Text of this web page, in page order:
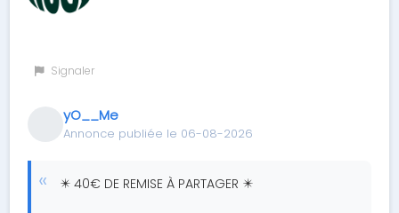
Signaler
yO__Me
Annonce publiée le 06-08-2026
✴️ 40€ DE REMISE À PARTAGER ✴️